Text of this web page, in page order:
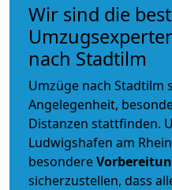
Wir sind die
nach Stadtilm
Umzüge nach Stadtilm
Angelegenheit,
Distanzen stattfinden.
Ludwigshafen am
besondere
sicherzustellen, dass